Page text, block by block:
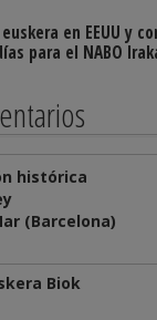
en EEUU y
para el NABO
histórica
(Barcelona)
Biok